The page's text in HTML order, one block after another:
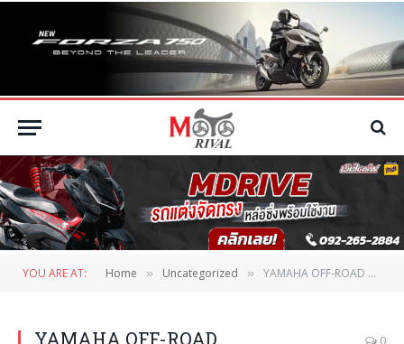
YOU ARE AT: Home » Uncategorized » YAMAHA OFF-ROAD CHAMPIONSHIP 2024
YAMAHA OFF-ROAD
0